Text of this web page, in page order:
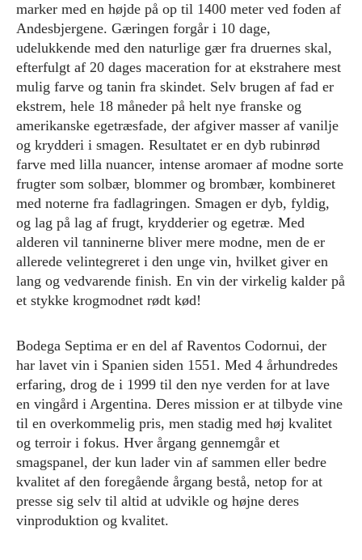
marker med en højde på op til 1400 meter ved foden af
Andesbjergene. Gæringen forgår i 10 dage,
udelukkende med den naturlige gær fra druernes skal,
efterfulgt af 20 dages maceration for at ekstrahere mest
mulig farve og tanin fra skindet. Selv brugen af fad er
ekstrem, hele 18 måneder på helt nye franske og
amerikanske egetræsfade, der afgiver masser af vanilje
og krydderi i smagen. Resultatet er en dyb rubinrød
farve med lilla nuancer, intense aromaer af modne sorte
frugter som solbær, blommer og brombær, kombineret
med noterne fra fadlagringen. Smagen er dyb, fyldig,
og lag på lag af frugt, krydderier og egetræ. Med
alderen vil tanninerne bliver mere modne, men de er
allerede velintegreret i den unge vin, hvilket giver en
lang og vedvarende finish. En vin der virkelig kalder på
et stykke krogmodnet rødt kød!
Bodega Septima er en del af Raventos Codornui, der
har lavet vin i Spanien siden 1551. Med 4 århundredes
erfaring, drog de i 1999 til den nye verden for at lave
en vingård i Argentina. Deres mission er at tilbyde vine
til en overkommelig pris, men stadig med høj kvalitet
og terroir i fokus. Hver årgang gennemgår et
smagspanel, der kun lader vin af sammen eller bedre
kvalitet af den foregående årgang bestå, netop for at
presse sig selv til altid at udvikle og højne deres
vinproduktion og kvalitet.